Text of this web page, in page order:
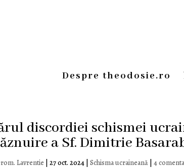
Despre theodosie.ro
discordiei schismei
a Sf. Dimitrie
Lavrentie |27 oct. 2024 |Schisma ucraineană |4